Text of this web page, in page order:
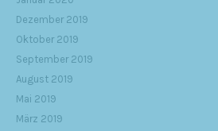
Dezember 2019
Oktober 2019
September 2019
August 2019
Mai 2019
März 2019